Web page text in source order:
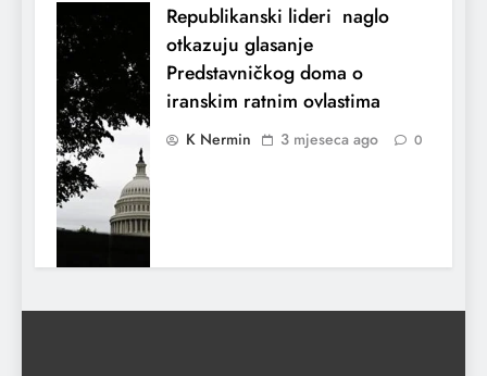
Republikanski lideri naglo
otkazuju glasanje
Predstavničkog doma o
iranskim ratnim ovlastima
K Nermin 3 mjeseca ago 0